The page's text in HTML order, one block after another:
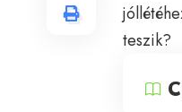
teszik?